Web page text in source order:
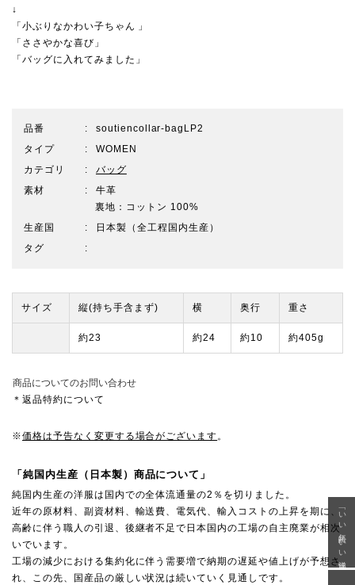
↓
「小ぶりなかわい子ちゃん 」
「ささやかな喜び」
「バッグに入れてみました」
品番
soutiencollar-bagLP2
タイプ
WOMEN
カテゴリ
バッグ
素材
牛革
裏地：コットン 100%
生産国
日本製（全工程国内生産）
タグ
サイズ 縦(持ち手含まず) 横 奥行 重さ
約23 約24 約10 約405g
商品についてのお問い合わせ
＊返品特約について
※価格は予告なく変更する場合がございます。
「純国内生産（日本製）商品について」
純国内生産の洋服は国内での全体流通量の2％を切りました。
近年の原材料、副資材料、輸送費、電気代、輸入コストの上昇を期に、
高齢に伴う職人の引退、後継者不足で日本国内の工場の自主廃業が相次
いでいます。
工場の減少における集約化に伴う需要増で納期の遅延や値上げが予想さ
れ、この先、国産品の厳しい状況は続いていく見通しです。
「いい年齢 いい洋服」